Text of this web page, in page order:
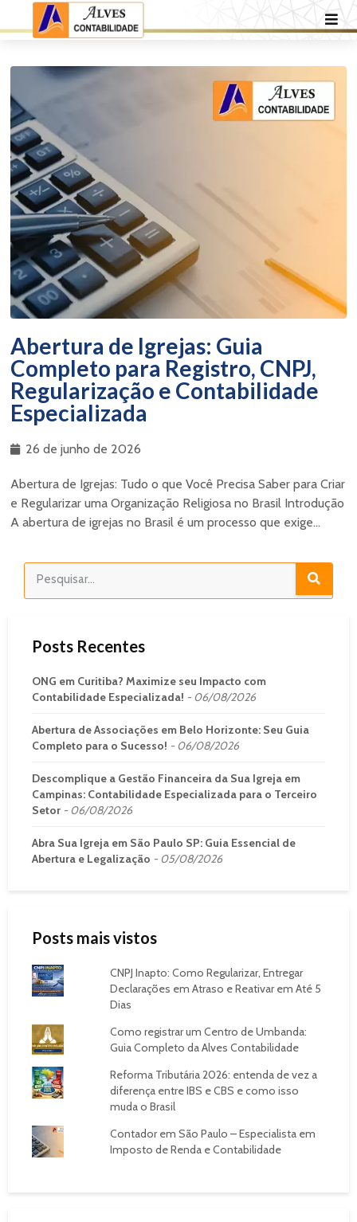
Abertura de Igrejas: Guia
Completo para Registro, CNPJ,
Regularização e Contabilidade
Especializada
26 de junho de 2026
Abertura de Igrejas: Tudo o que Você Precisa Saber para Criar
e Regularizar uma Organização Religiosa no Brasil Introdução
A abertura de igrejas no Brasil é um processo que exige...
Posts Recentes
ONG em Curitiba? Maximize seu Impacto com
Contabilidade Especializada!
06/08/2026
Abertura de Associações em Belo Horizonte: Seu Guia
Completo para o Sucesso!
06/08/2026
Descomplique a Gestão Financeira da Sua Igreja em
Campinas: Contabilidade Especializada para o Terceiro
Setor
06/08/2026
Abra Sua Igreja em São Paulo SP: Guia Essencial de
Abertura e Legalização
05/08/2026
Posts mais vistos
CNPJ Inapto: Como Regularizar, Entregar
Declarações em Atraso e Reativar em Até 5
Dias
Como registrar um Centro de Umbanda:
Guia Completo da Alves Contabilidade
Reforma Tributária 2026: entenda de vez a
diferença entre IBS e CBS e como isso
muda o Brasil
Contador em São Paulo – Especialista em
Imposto de Renda e Contabilidade